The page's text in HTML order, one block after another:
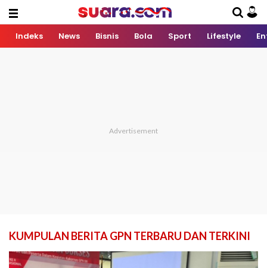
Indeks News Bisnis Bola Sport Lifestyle
KUMPULAN BERITA GPN TERBARU DAN TERKINI